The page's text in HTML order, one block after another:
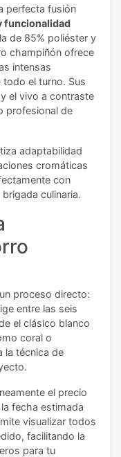
perfecta fusión
funcionalidad
de 85% poliéster y
champiñón ofrece
intensas
el turno. Sus
el vivo a contraste
profesional de
adaptabilidad
cromáticas
con
culinaria.
proceso directo:
entre las seis
el clásico blanco
coral o
la técnica de
el precio
fecha estimada
visualizar todos
facilitando la
para tu